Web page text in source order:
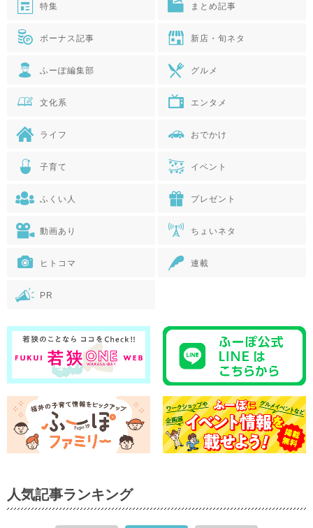
特集 まとめ記事
ボーナス記事 新店・旬ネタ
ふーぽ編集部 グルメ
文化系 エンタメ
ライフ おでかけ
子育て イベント
ふくい人 プレゼント
動画あり ちょいネタ
ヒトコマ 連載
PR
人気記事ランキング